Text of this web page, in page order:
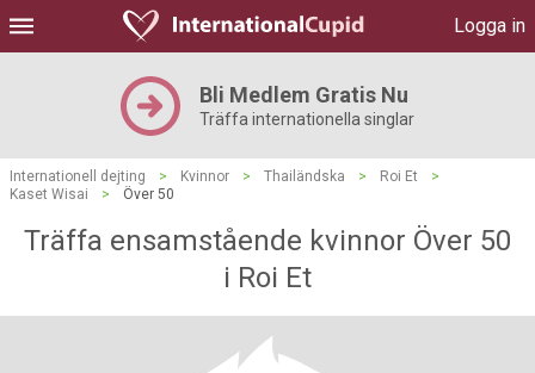
Logga in
Bli Medlem Gratis Nu
Träffa internationella singlar
Internationell dejting > Kvinnor > Thailändska > Roi Et
>
Kaset Wisai
> Över 50
Träffa ensamstående kvinnor Över 50
i Roi Et